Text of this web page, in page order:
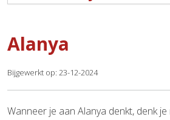
Alanya
Bijgewerkt op: 23-12-2024
Wanneer je aan Alanya denkt, denk